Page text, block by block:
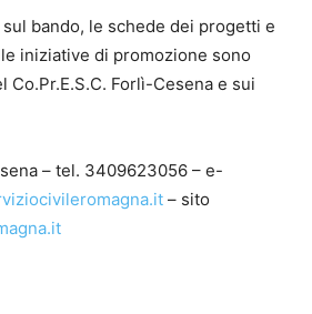
bando, le schede dei progetti e
iniziative di promozione sono
Forlì-Cesena e sui
– tel. 3409623056 – e-
– sito